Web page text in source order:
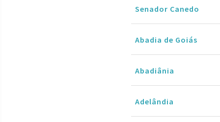
Senador Canedo
Abadia de Goiás
Abadiânia
Adelândia